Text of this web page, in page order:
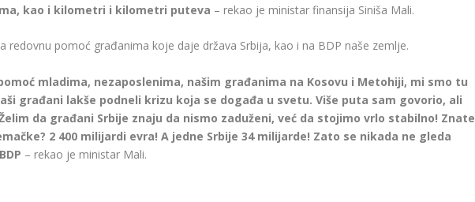
kao i kilometri i kilometri puteva – rekao je ministar finansija Siniša Mali.
redovnu pomoć građanima koje daje država Srbija, kao i na BDP naše zemlje.
mladima, nezaposlenima, našim građanima na Kosovu i Metohiji, mi smo tu
građani lakše podneli krizu koja se događa u svetu. Više puta sam govorio, ali
da građani Srbije znaju da nismo zaduženi, već da stojimo vrlo stabilno! Znate
2 400 milijardi evra! A jedne Srbije 34 milijarde! Zato se nikada ne gleda
– rekao je ministar Mali.